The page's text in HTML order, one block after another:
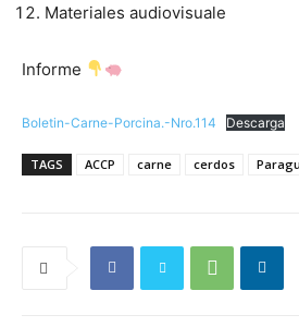
Materiales audiovisuale
Informe
Boletin-Carne-Porcina.-Nro.114 Descarga
TAGS ACCP carne cerdos